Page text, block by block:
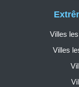
Villes
Villes